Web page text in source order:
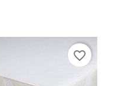
favorite_border